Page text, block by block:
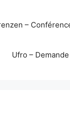
–
Ufro –